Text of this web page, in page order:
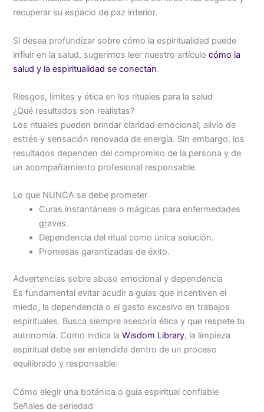
recuperar su espacio de paz interior.
Si desea profundizar sobre cómo la espiritualidad puede
influir en la salud, sugerimos leer nuestro artículocómo la
salud y la espiritualidad se conectan.
Riesgos, límites y ética en los rituales para la salud
¿Qué resultados son realistas?
Los rituales pueden brindar claridad emocional, alivio de
estrés y sensación renovada de energía. Sin embargo, los
resultados dependen del compromiso de la persona y de
un acompañamiento profesional responsable.
Lo que NUNCA se debe prometer
Curas instantáneas o mágicas para enfermedades
graves.
Dependencia del ritual como única solución.
Promesas garantizadas de éxito.
Advertencias sobre abuso emocional y dependencia
Es fundamental evitar acudir a guías que incentiven el
miedo, la dependencia o el gasto excesivo en trabajos
espirituales. Busca siempre asesoría ética y que respete tu
autonomía. Como indica laWisdom Library, la limpieza
espiritual debe ser entendida dentro de un proceso
equilibrado y responsable.
Cómo elegir una botánica o guía espiritual confiable
Señales de seriedad